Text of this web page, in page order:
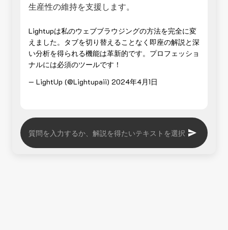
生産性の維持を支援します。
Lightupは私のウェブブラウジングの方法を完全に変
えました。タブを切り替えることなく即座の解説と深
い分析を得られる機能は革新的です。プロフェッショ
ナルには必須のツールです！
— LightUp (@Lightupaii) 2024年4月1日